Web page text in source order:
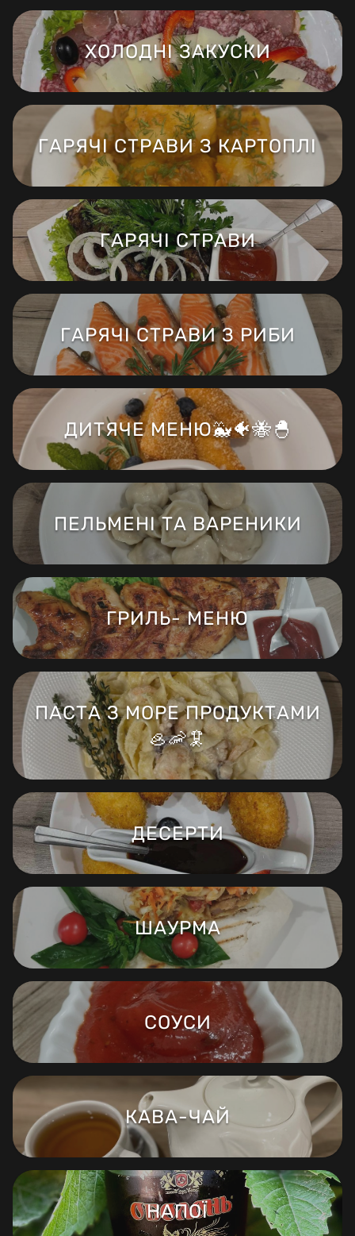
ХОЛОДНІ ЗАКУСКИ
ГАРЯЧІ СТРАВИ З КАРТОПЛІ
ГАРЯЧІ СТРАВИ
ГАРЯЧІ СТРАВИ З РИБИ
ДИТЯЧЕ МЕНЮ🐳🐠🐝🐣
ПЕЛЬМЕНІ ТА ВАРЕНИКИ
ГРИЛЬ- МЕНЮ
ПАСТА З МОРЕ ПРОДУКТАМИ
🦪🦐🦑
ДЕСЕРТИ
ШАУРМА
СОУСИ
КАВА-ЧАЙ
НАПОЇ